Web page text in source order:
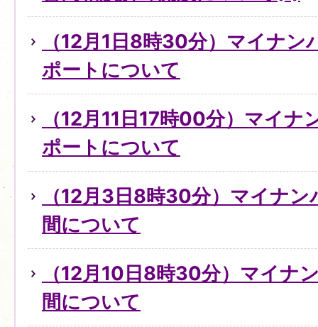
（12月1日8時30分）マイナン
ポートについて
（12月11日17時00分）マイ
ポートについて
（12月3日8時30分）マイナ
間について
（12月10日8時30分）マイナ
間について